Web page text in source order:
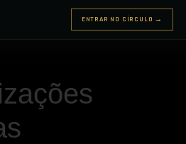
ENTRAR NO CÍRCULO →